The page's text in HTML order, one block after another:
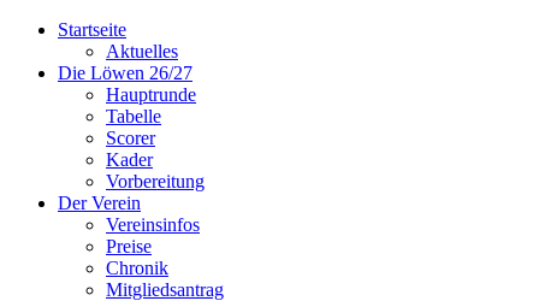
Startseite
Aktuelles
Die Löwen 26/27
Hauptrunde
Tabelle
Scorer
Kader
Vorbereitung
Der Verein
Vereinsinfos
Preise
Chronik
Mitgliedsantrag